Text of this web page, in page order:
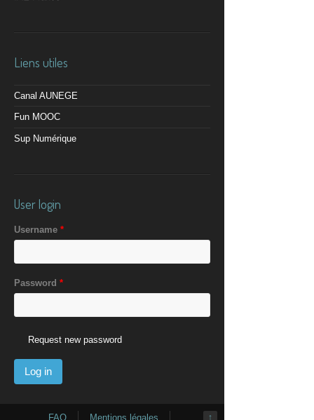
Liens utiles
Canal AUNEGE
Fun MOOC
Sup Numérique
User login
Username *
Password *
Request new password
↑
FAQ Mentions légales